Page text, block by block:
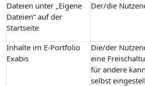
Dateien unter „Eigene
Dateien“ auf der
Startseite
Der/die
Inhalte im E-Portfolio
Exabis
Die/der
eine
für andere kann
selbst